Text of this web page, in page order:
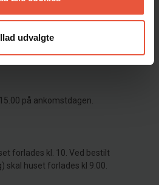
udvalgte
på ankomstdagen.
forlades kl. 10. Ved bestilt
huset forlades kl 9.00.